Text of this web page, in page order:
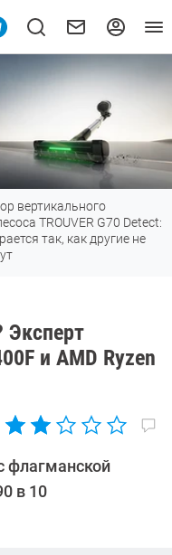
вертикального
TROUVER G70 Detect:
так, как другие не
Эксперт
и AMD Ryzen
флагманской
в 10